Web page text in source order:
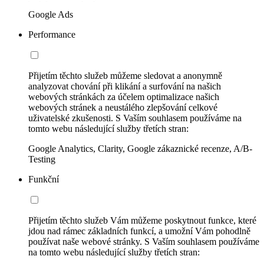
Google Ads
Performance
Přijetím těchto služeb můžeme sledovat a anonymně
analyzovat chování při klikání a surfování na našich
webových stránkách za účelem optimalizace našich
webových stránek a neustálého zlepšování celkové
uživatelské zkušenosti. S Vaším souhlasem používáme na
tomto webu následující služby třetích stran:
Google Analytics, Clarity, Google zákaznické recenze, A/B-
Testing
Funkční
Přijetím těchto služeb Vám můžeme poskytnout funkce, které
jdou nad rámec základních funkcí, a umožní Vám pohodlně
používat naše webové stránky. S Vaším souhlasem používáme
na tomto webu následující služby třetích stran: